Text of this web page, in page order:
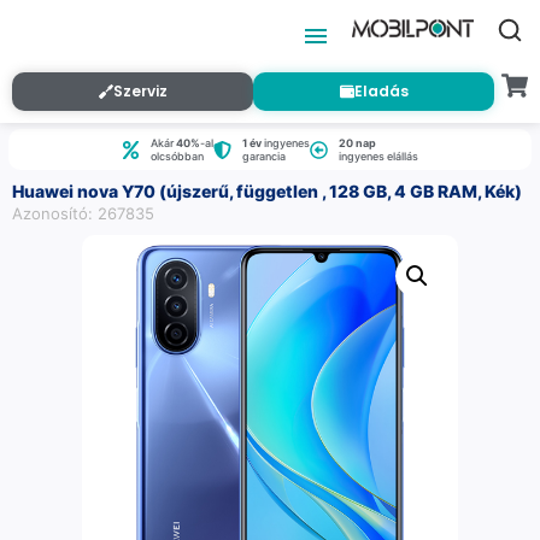
Szerviz Eladás
Akár40%-al
olcsóbban
1 évingyenes
garancia
20 nap
ingyenes elállás
Huawei nova Y70 (újszerű, független , 128 GB, 4 GB RAM, Kék)
Azonosító: 267835